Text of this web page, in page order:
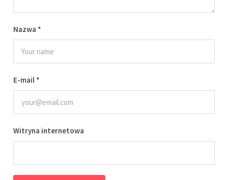
Nazwa *
E-mail *
Witryna internetowa